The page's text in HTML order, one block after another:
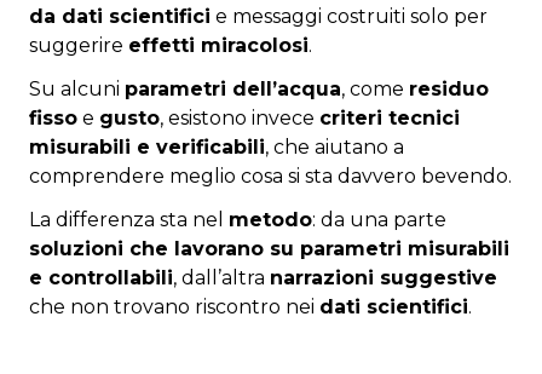
da dati scientifici e messaggi costruiti solo per
suggerire effetti miracolosi.
Su alcuni parametri dell’acqua, come residuo
fisso e gusto, esistono invece criteri tecnici
misurabili e verificabili, che aiutano a
comprendere meglio cosa si sta davvero bevendo.
La differenza sta nel metodo: da una parte
soluzioni che lavorano su parametri misurabili
e controllabili, dall’altra narrazioni suggestive
che non trovano riscontro nei dati scientifici.